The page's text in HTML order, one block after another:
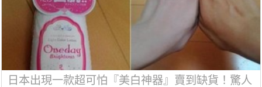
日本出現一款超可怕『美白神器』賣到缺貨！驚人